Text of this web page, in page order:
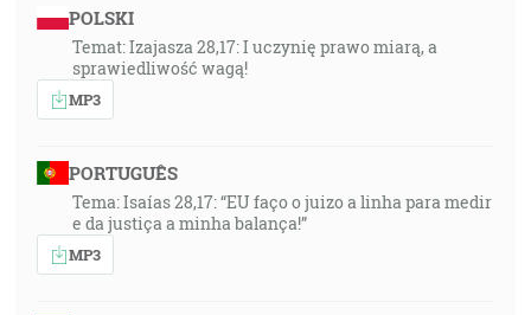
POLSKI
Temat: Izajasza 28,17: I uczynię prawo miarą, a
sprawiedliwość wagą!
MP3
PORTUGUÊS
Tema: Isaías 28,17: “EU faço o juizo a linha para medir
e da justiça a minha balança!”
MP3